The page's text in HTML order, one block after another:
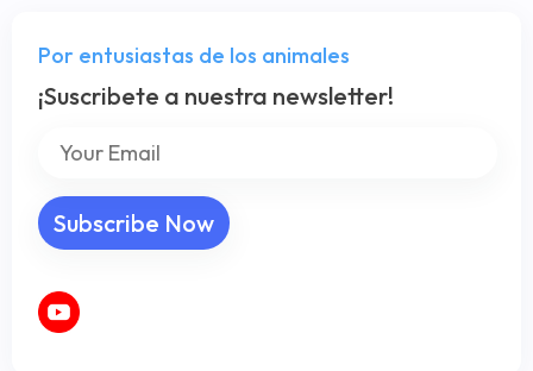
Por entusiastas de los animales
¡Suscribete a nuestra newsletter!